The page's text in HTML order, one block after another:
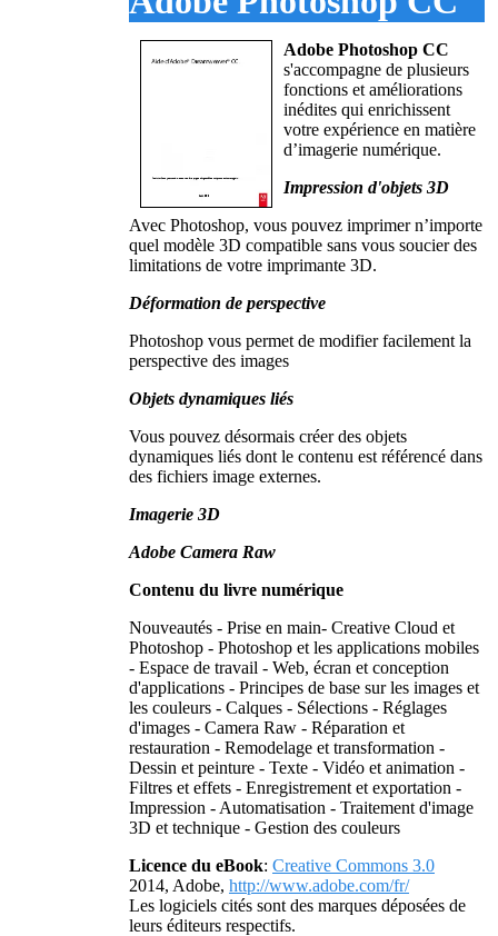
Adobe Photoshop CC
s'accompagne de plusieurs
fonctions et améliorations
inédites qui enrichissent
votre expérience en matière
d’imagerie numérique.
Impression d'objets 3D
Avec Photoshop, vous pouvez imprimer n’importe
quel modèle 3D compatible sans vous soucier des
limitations de votre imprimante 3D.
Déformation de perspective
Photoshop vous permet de modifier facilement la
perspective des images
Objets dynamiques liés
Vous pouvez désormais créer des objets
dynamiques liés dont le contenu est référencé dans
des fichiers image externes.
Imagerie 3D
Adobe Camera Raw
Contenu du livre numérique
Nouveautés - Prise en main- Creative Cloud et
Photoshop - Photoshop et les applications mobiles
- Espace de travail - Web, écran et conception
d'applications - Principes de base sur les images et
les couleurs - Calques - Sélections - Réglages
d'images - Camera Raw - Réparation et
restauration - Remodelage et transformation -
Dessin et peinture - Texte - Vidéo et animation -
Filtres et effets - Enregistrement et exportation -
Impression - Automatisation - Traitement d'image
3D et technique - Gestion des couleurs
Licence du eBook: Creative Commons 3.0
2014, Adobe, http://www.adobe.com/fr/
Les logiciels cités sont des marques déposées de
leurs éditeurs respectifs.